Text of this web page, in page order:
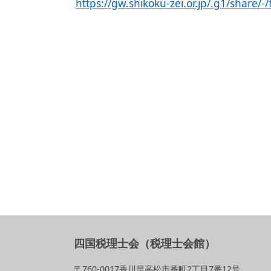
https://gw.shikoku-zei.or.jp/.g1/
四国税理士会（税理士会館）